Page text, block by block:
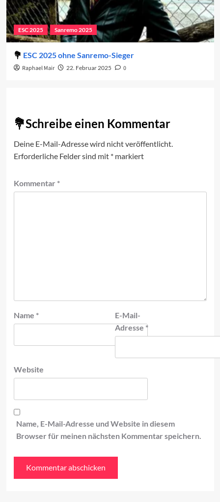
ESC 2025 Sanremo 2025
ESC 2025 ohne Sanremo-Sieger
Raphael Mair 22. Februar 2025 0
Schreibe einen Kommentar
Deine E-Mail-Adresse wird nicht veröffentlicht.
Erforderliche Felder sind mit *markiert
Kommentar *
Name *
E-Mail-
Adresse*
Website
Name, E-Mail-Adresse und Website in diesem
Browser für meinen nächsten Kommentar speichern.